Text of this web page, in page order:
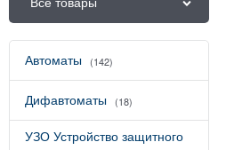
Автоматы (142)
Дифавтоматы (18)
УЗО Устройство защитного